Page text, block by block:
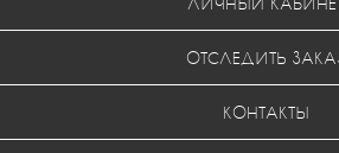
КОНТАКТЫ
КАРТА САЙТА
ЧАСТЫЕ ВОПРОСЫ